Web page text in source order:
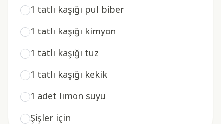
1 tatlı kaşığı pul biber
1 tatlı kaşığı kimyon
1 tatlı kaşığı tuz
1 tatlı kaşığı kekik
1 adet limon suyu
Şişler için